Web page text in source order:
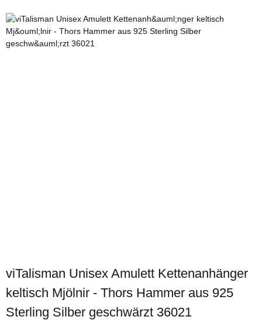
viTalisman Unisex Amulett Kettenanhänger
keltisch Mjölnir - Thors Hammer aus 925
Sterling Silber geschwärzt 36021